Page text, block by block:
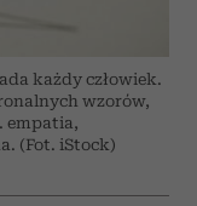
każdy człowiek.
wzorów,
empatia,
(Fot. iStock)